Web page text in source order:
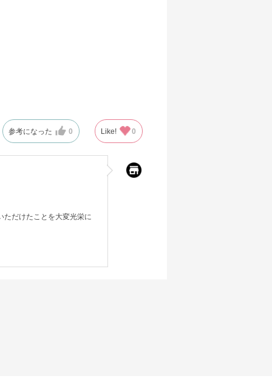
参考になった 0 Like! 0
ただけたことを大変光栄に